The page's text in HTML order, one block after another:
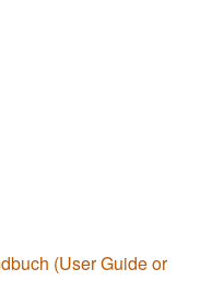
(User Guide or